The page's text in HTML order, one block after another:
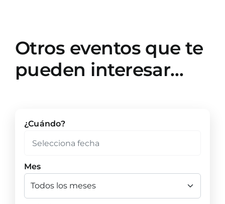
Otros eventos que te
pueden interesar…
¿Cuándo?
Mes